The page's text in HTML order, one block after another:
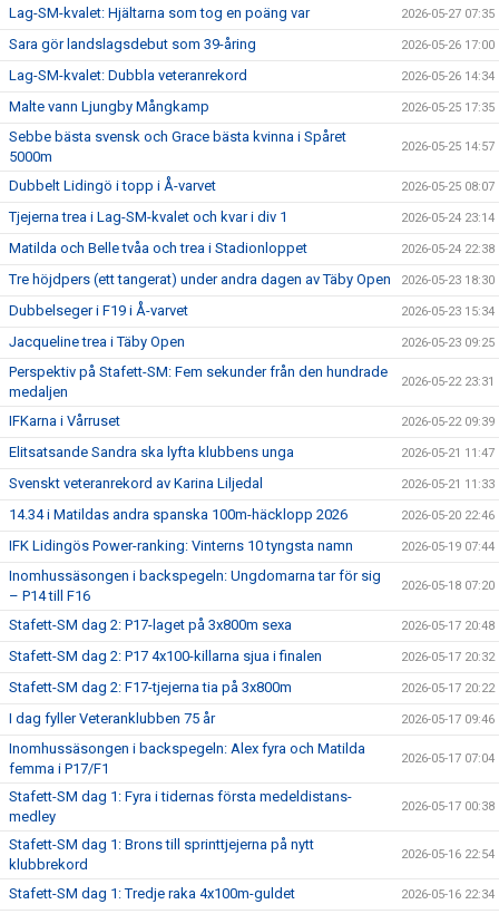
Lag-SM-kvalet: Hjältarna som tog en poäng var 2026-05-27 07:35
Sara gör landslagsdebut som 39-åring 2026-05-26 17:00
Lag-SM-kvalet: Dubbla veteranrekord 2026-05-26 14:34
Malte vann Ljungby Mångkamp 2026-05-25 17:35
Sebbe bästa svensk och Grace bästa kvinna i Spåret
5000m
2026-05-25 14:57
Dubbelt Lidingö i topp i Å-varvet 2026-05-25 08:07
Tjejerna trea i Lag-SM-kvalet och kvar i div 1 2026-05-24 23:14
Matilda och Belle tvåa och trea i Stadionloppet 2026-05-24 22:38
Tre höjdpers (ett tangerat) under andra dagen av Täby Open 2026-05-23 18:30
Dubbelseger i F19 i Å-varvet 2026-05-23 15:34
Jacqueline trea i Täby Open 2026-05-23 09:25
Perspektiv på Stafett-SM: Fem sekunder från den hundrade
medaljen
2026-05-22 23:31
IFKarna i Vårruset 2026-05-22 09:39
Elitsatsande Sandra ska lyfta klubbens unga 2026-05-21 11:47
Svenskt veteranrekord av Karina Liljedal 2026-05-21 11:33
14.34 i Matildas andra spanska 100m-häcklopp 2026 2026-05-20 22:46
IFK Lidingös Power-ranking: Vinterns 10 tyngsta namn 2026-05-19 07:44
Inomhussäsongen i backspegeln: Ungdomarna tar för sig
– P14 till F16
2026-05-18 07:20
Stafett-SM dag 2: P17-laget på 3x800m sexa 2026-05-17 20:48
Stafett-SM dag 2: P17 4x100-killarna sjua i finalen 2026-05-17 20:32
Stafett-SM dag 2: F17-tjejerna tia på 3x800m 2026-05-17 20:22
I dag fyller Veteranklubben 75 år 2026-05-17 09:46
Inomhussäsongen i backspegeln: Alex fyra och Matilda
femma i P17/F1
2026-05-17 07:04
Stafett-SM dag 1: Fyra i tidernas första medeldistans-
medley
2026-05-17 00:38
Stafett-SM dag 1: Brons till sprinttjejerna på nytt
klubbrekord
2026-05-16 22:54
Stafett-SM dag 1: Tredje raka 4x100m-guldet 2026-05-16 22:34